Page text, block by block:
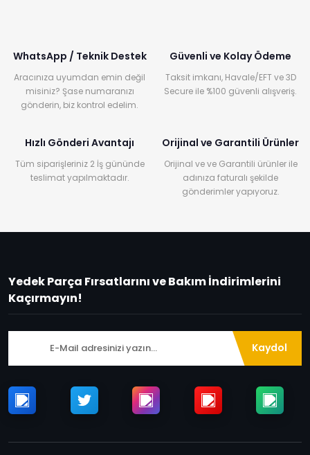
WhatsApp / Teknik Destek
Aracınıza uyumdan emin değil
misiniz? Şase numaranızı
gönderin, biz kontrol edelim.
Güvenli ve Kolay Ödeme
Taksit imkanı, Havale/EFT ve 3D
Secure ile %100 güvenli alışveriş.
Hızlı Gönderi Avantajı
Tüm siparişleriniz 2 İş gününde
teslimat yapılmaktadır.
Orijinal ve Garantili Ürünler
Orijinal ve ve Garantili ürünler ile
adınıza faturalı şekilde
gönderimler yapıyoruz.
Yedek Parça Fırsatlarını ve Bakım İndirimlerini
Kaçırmayın!
Kaydol